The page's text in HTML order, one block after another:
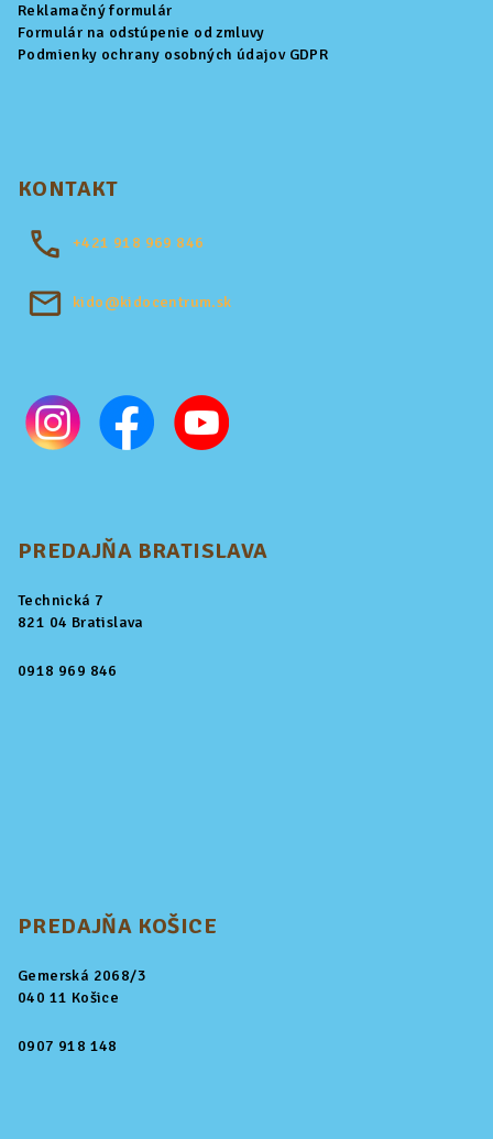
Reklamačný formulár
Formulár na odstúpenie od zmluvy
Podmienky ochrany osobných údajov GDPR
KONTAKT
+421 918 969 846
kido@kidocentrum.sk
PREDAJŇA BRATISLAVA
Technická 7
821 04 Bratislava
0918 969 846
PREDAJŇA KOŠICE
Gemerská 2068/3
040 11 Košice
0907 918 148